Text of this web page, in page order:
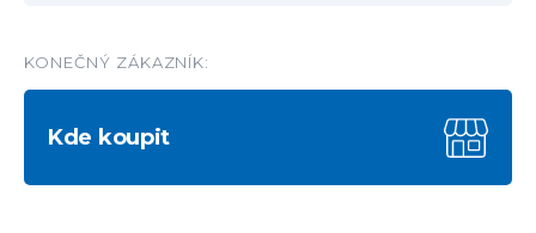
KONEČNÝ ZÁKAZNÍK:
Kde koupit